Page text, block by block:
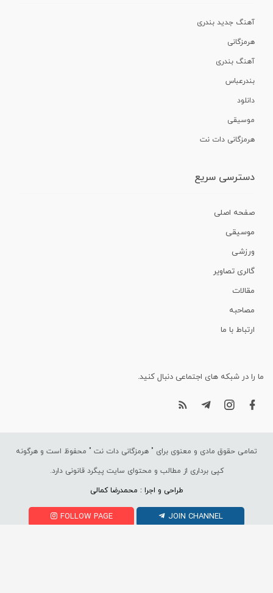
آهنگ جدید بندری
هرمزگانی
آهنگ بندری
بندرعباس
دانلود
موسیقی
هرمزگانی دات نت
دسترسی سریع
صفحه اصلی
موسیقی
ورزشی
گالری تصاویر
مقالات
مصاحبه
ارتباط با ما
ما را در شبکه های اجتماعی دنبال کنید.
تمامی حقوق مادی و معنوی برای " هرمزگانی دات نت " محفوظ است و هرگونه
کپی برداری از مطالب و محتوای سایت پیگرد قانونی دارد.
طراحی و اجرا : محمدرضا کمالی
FOLLOW PAGE JOIN CHANNEL